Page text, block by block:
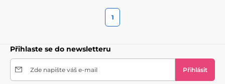
1
Přihlaste se do newsletteru
Zde napište váš e-mail Přihlásit